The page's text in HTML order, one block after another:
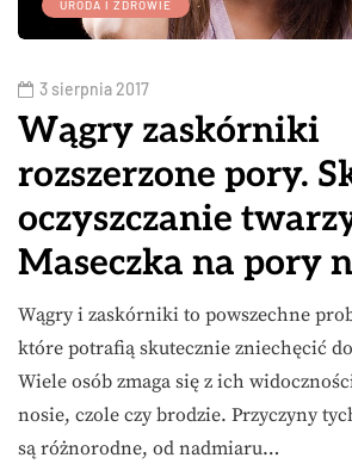
URODA I ZDROWIE
3 sierpnia 2017
Wągry zaskórniki
rozszerzone pory.
oczyszczanie
Maseczka na pory
Wągry i zaskórniki to powszechne
które potrafią skutecznie zniechęcić
Wiele osób zmaga się z ich
nosie, czole czy brodzie. Przyczyny
są różnorodne, od nadmiaru…